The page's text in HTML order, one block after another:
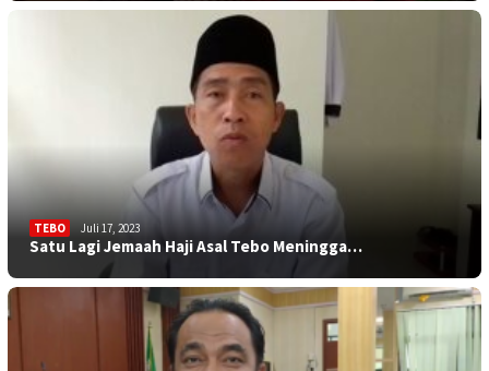
TEBO Juli 17, 2023
Satu Lagi Jemaah Haji Asal Tebo Meningga…